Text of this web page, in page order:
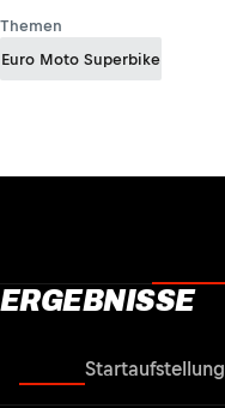
Themen
Euro Moto Superbike
ERGEBNISSE
Startaufstellung